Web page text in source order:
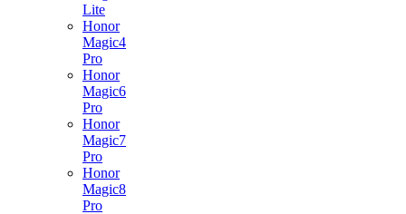
Lite
Honor
Magic4
Pro
Honor
Magic6
Pro
Honor
Magic7
Pro
Honor
Magic8
Pro